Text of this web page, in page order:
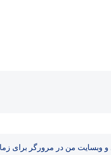
و وبسایت من در مرورگر برای